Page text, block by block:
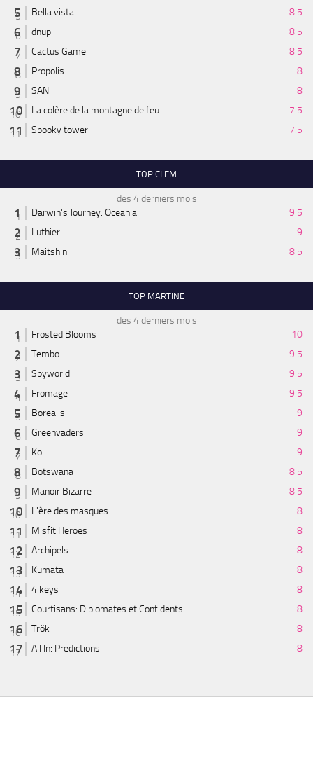
Bella vista
8.5
dnup
8.5
Cactus Game
8.5
Propolis
8
SAN
8
La colère de la montagne de feu
7.5
Spooky tower
7.5
TOP CLEM
des 4 derniers mois
Darwin's Journey: Oceania
9.5
Luthier
9
Maitshin
8.5
TOP MARTINE
des 4 derniers mois
Frosted Blooms
10
Tembo
9.5
Spyworld
9.5
Fromage
9.5
Borealis
9
Greenvaders
9
Koi
9
Botswana
8.5
Manoir Bizarre
8.5
L'ère des masques
8
Misfit Heroes
8
Archipels
8
Kumata
8
4 keys
8
Courtisans: Diplomates et Confidents
8
Trök
8
All In: Predictions
8